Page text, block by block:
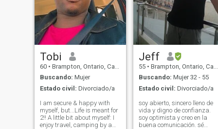
Tobi
60 • Brampton, Ontario, Canadá
Buscando: Mujer
Estado civil: Divorciado/a
I am secure & happy with
myself, but...Life is meant for
2!! A little bit about myself: I
enjoy travel, camping by a
Jeff
55 • Brampton, Ontario, Canadá
Buscando: Mujer 32 - 55
Estado civil: Divorciado/a
soy abierto, sincero lleno de
vida y digno de confianza.
soy optimista y creo en la
buena comunicación. sé